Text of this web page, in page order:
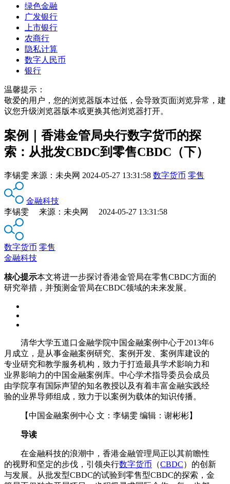
绿色金融
广发银行
上市银行
农商行
隐私计算
数字人民币
银行
温馨提示：
敬爱的用户，您的浏览器版本过低，会导致页面浏览异常，建
议您升级浏览器版本或更换其他浏览器打开。
案例｜香港金管局央行数字货币的探
索：从批发CBDC到零售CBDC（下）
李锡雯 来源： 未央网 2024-05-27 13:31:58 数字货币 零售
金融科技
李锡雯 来源：未央网 2024-05-27 13:31:58
数字货币 零售
金融科技
核心提示本文将进一步探讨香港金管局在零售CBDC方面的
研究举措，并预测金管局在CBDC领域的未来发展。
清华大学五道口金融学院中国金融案例中心于2013年6
月成立，是从事金融案例研究、案例开发、案例库建设的
专业研究和教学服务机构，致力于打造最具学术影响力和
业界影响力的中国金融案例库。中心学术指导委员会成员
由学院享有国际声望的知名教授以及有着丰富金融实践经
验的业界导师组成，致力于以案例为载体的知识传播。
【中国金融案例中心 文：李锡雯 编辑：谢彬彬】
导读
在金融科技的浪潮中，香港金融管理局正以其前瞻性
的视野和坚定的步伐，引领央行数字货币 （CBDC）的创新
与发展。从批发型CBDC的试验到零售型CBDC的探索，金